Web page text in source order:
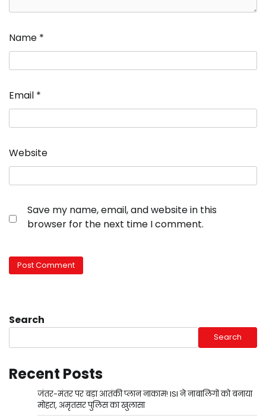
Name *
Email *
Website
Save my name, email, and website in this
browser for the next time I comment.
Search
Search
Recent Posts
जंतर-मंतर पर बड़ा आतंकी प्लान नाकाम! ISI ने नाबालिगों को बनाया
मोहरा, अमृतसर पुलिस का खुलासा